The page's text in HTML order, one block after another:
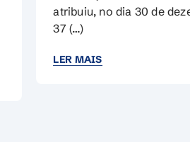
atribuiu, no dia 30 de
37 (…)
LER MAIS